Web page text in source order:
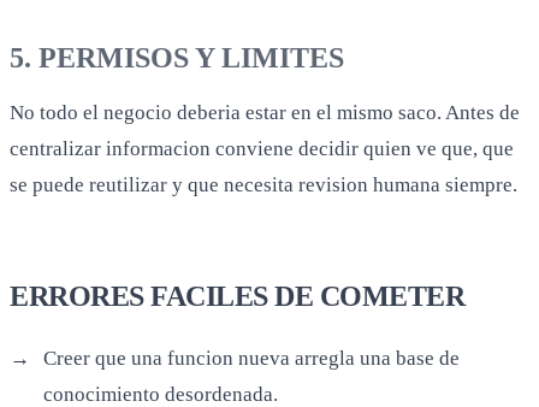
5. PERMISOS Y LIMITES
No todo el negocio deberia estar en el mismo saco. Antes de
centralizar informacion conviene decidir quien ve que, que
se puede reutilizar y que necesita revision humana siempre.
ERRORES FACILES DE COMETER
Creer que una funcion nueva arregla una base de
conocimiento desordenada.